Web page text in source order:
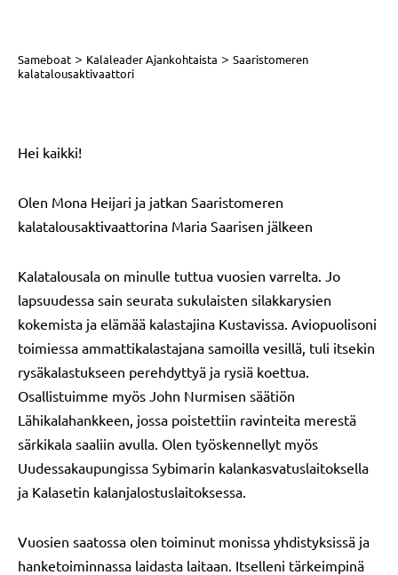
Sameboat > Kalaleader Ajankohtaista > Saaristomeren
kalatalousaktivaattori
Hei kaikki!
Olen Mona Heijari ja jatkan Saaristomeren
kalatalousaktivaattorina Maria Saarisen jälkeen
Kalatalousala on minulle tuttua vuosien varrelta. Jo
lapsuudessa sain seurata sukulaisten silakkarysien
kokemista ja elämää kalastajina Kustavissa. Aviopuolisoni
toimiessa ammattikalastajana samoilla vesillä, tuli itsekin
rysäkalastukseen perehdyttyä ja rysiä koettua.
Osallistuimme myös John Nurmisen säätiön
Lähikalahankkeen, jossa poistettiin ravinteita merestä
särkikala saaliin avulla. Olen työskennellyt myös
Uudessakaupungissa Sybimarin kalankasvatuslaitoksella
ja Kalasetin kalanjalostuslaitoksessa.
Vuosien saatossa olen toiminut monissa yhdistyksissä ja
hanketoiminnassa laidasta laitaan. Itselleni tärkeimpinä